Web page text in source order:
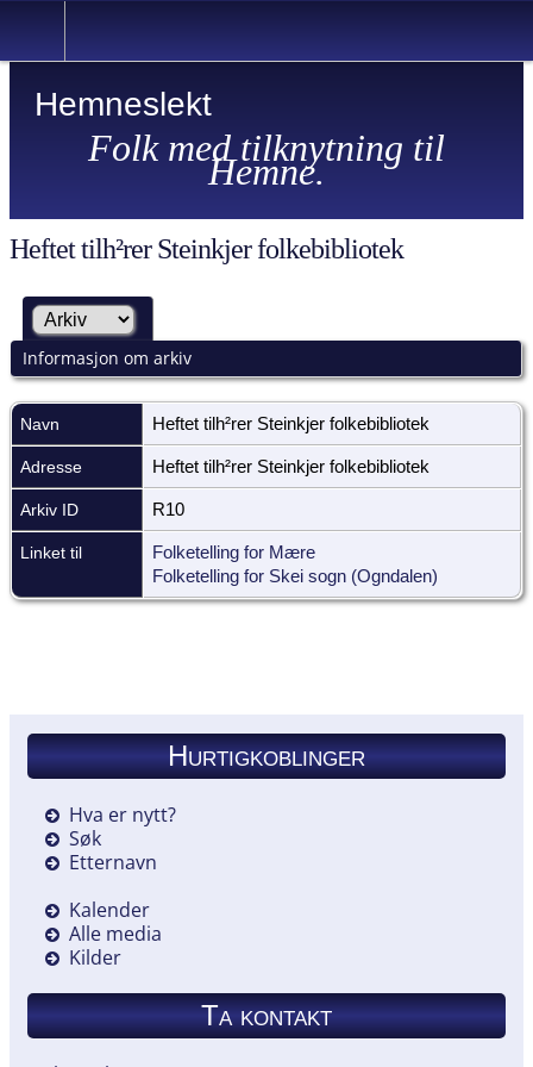
Hemneslekt
Folk med tilknytning til
Hemne.
Heftet tilh²rer Steinkjer folkebibliotek
Informasjon om arkiv
Navn Heftet tilh²rer Steinkjer folkebibliotek
Adresse Heftet tilh²rer Steinkjer folkebibliotek
Arkiv ID R10
Linket til
Folketelling for Mære
Folketelling for Skei sogn (Ogndalen)
Hurtigkoblinger
Hva er nytt?
Søk
Etternavn
Kalender
Alle media
Kilder
Ta kontakt